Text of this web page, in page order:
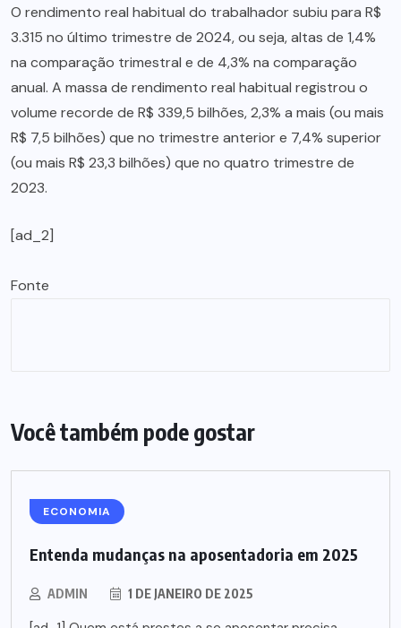
O rendimento real habitual do trabalhador subiu para R$
3.315 no último trimestre de 2024, ou seja, altas de 1,4%
na comparação trimestral e de 4,3% na comparação
anual. A massa de rendimento real habitual registrou o
volume recorde de R$ 339,5 bilhões, 2,3% a mais (ou mais
R$ 7,5 bilhões) que no trimestre anterior e 7,4% superior
(ou mais R$ 23,3 bilhões) que no quatro trimestre de
2023.
[ad_2]
Fonte
Você também pode gostar
ECONOMIA
Entenda mudanças na aposentadoria em 2025
ADMIN 1 DE JANEIRO DE 2025